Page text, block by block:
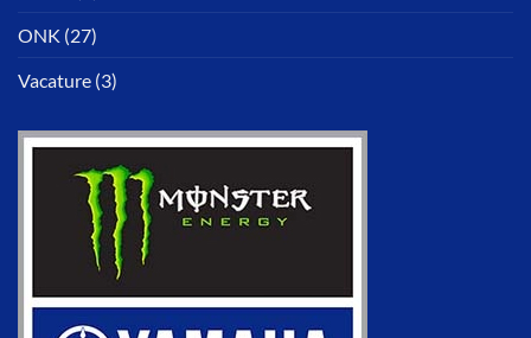
ONK (27)
Vacature (3)